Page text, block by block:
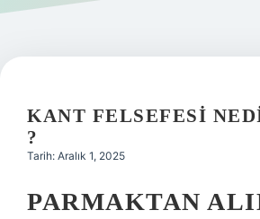
Gizlilik Politikası
Yasal Uyarı
KANT FELSEFESI
?
Tarih: Aralık 1, 2025
PARMAKTAN